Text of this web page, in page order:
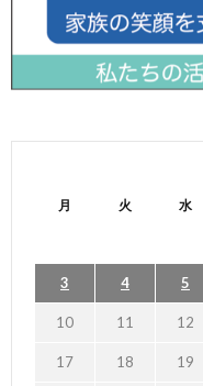
月 火 水
3 4 5
10 11 12
17 18 19